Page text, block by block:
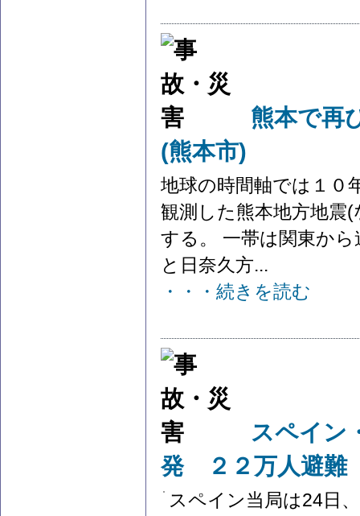
熊本で再
(熊本市)
地球の時間軸では１０
観測した熊本地方地震
する。 一帯は関東か
と日奈久方...
・・・続きを読む
スペイン
発 ２２万人避難
スペイン当局は24日